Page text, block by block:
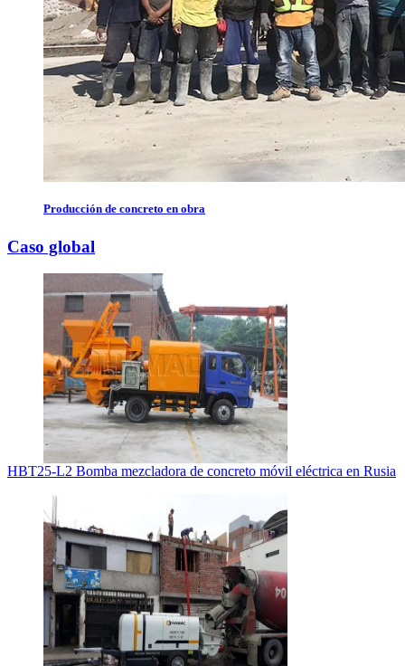
Producción de concreto en obra
Caso global
HBT25-L2 Bomba mezcladora de concreto móvil eléctrica en Rusia